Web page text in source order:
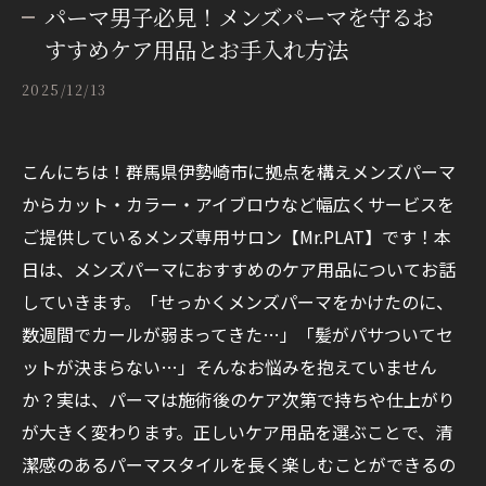
パーマ男子必見！メンズパーマを守るお
すすめケア用品とお手入れ方法
2025/12/13
こんにちは！群馬県伊勢崎市に拠点を構えメンズパーマ
からカット・カラー・アイブロウなど幅広くサービスを
ご提供しているメンズ専用サロン【Mr.PLAT】です！本
日は、メンズパーマにおすすめのケア用品についてお話
していきます。「せっかくメンズパーマをかけたのに、
数週間でカールが弱まってきた…」「髪がパサついてセ
ットが決まらない…」そんなお悩みを抱えていません
か？実は、パーマは施術後のケア次第で持ちや仕上がり
が大きく変わります。正しいケア用品を選ぶことで、清
潔感のあるパーマスタイルを長く楽しむことができるの